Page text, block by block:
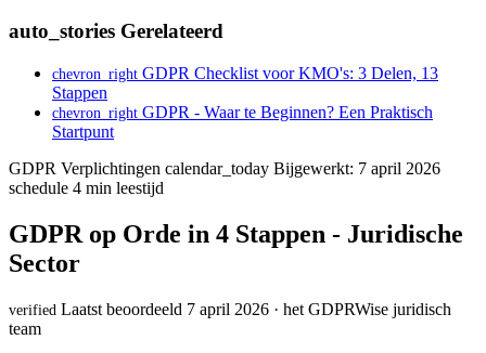
auto_stories Gerelateerd
chevron_right GDPR Checklist voor KMO's: 3 Delen, 13
Stappen
chevron_right GDPR - Waar te Beginnen? Een Praktisch
Startpunt
GDPR Verplichtingen calendar_today Bijgewerkt: 7 april 2026
schedule 4 min leestijd
GDPR op Orde in 4 Stappen - Juridische
Sector
verified Laatst beoordeeld 7 april 2026 · het GDPRWise juridisch
team